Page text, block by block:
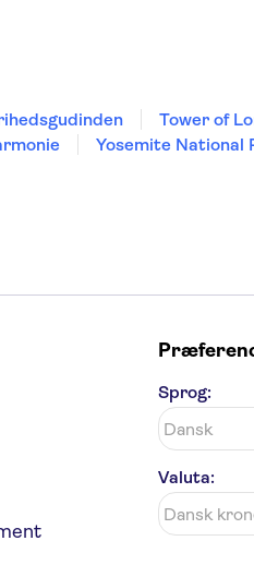
Tower of
Yosemite National
Sprog:
Valuta: